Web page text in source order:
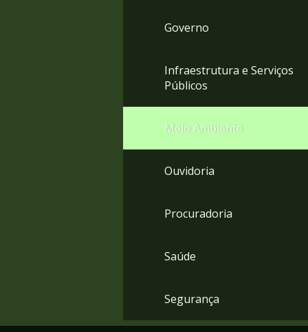
Governo
Infraestrutura e Serviços
Públicos
Meio Ambiente
Ouvidoria
Procuradoria
Saúde
Segurança